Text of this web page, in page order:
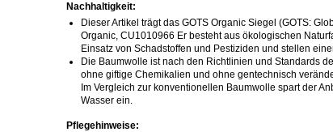
Nachhaltigkeit:
Dieser Artikel trägt das GOTS Organic Siegel (GOTS:
Organic, CU1010966 Er besteht aus ökologischen
Einsatz von Schadstoffen und Pestiziden und stellen
Die Baumwolle ist nach den Richtlinien und Standards
ohne giftige Chemikalien und ohne gentechnisch
Im Vergleich zur konventionellen Baumwolle spart der
Wasser ein.
Pflegehinweise: